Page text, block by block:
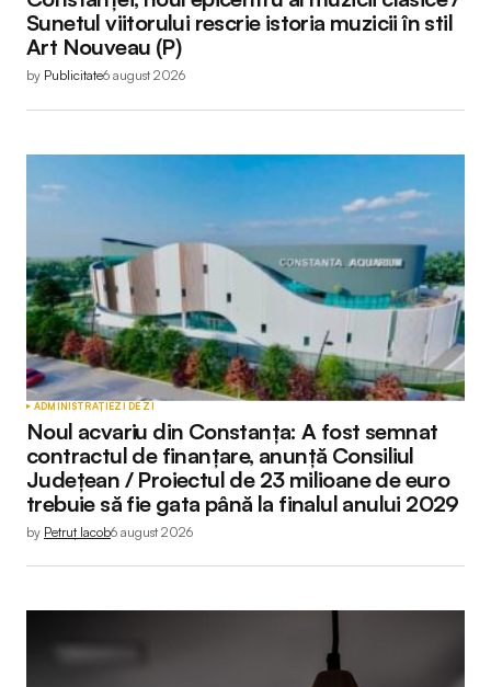
Sunetul viitorului rescrie istoria muzicii în stil
Art Nouveau (P)
by Publicitate6 august 2026
ADMINISTRAȚIEZI DE ZI
Noul acvariu din Constanța: A fost semnat
contractul de finanțare, anunță Consiliul
Județean / Proiectul de 23 milioane de euro
trebuie să fie gata până la finalul anului 2029
by Petruț Iacob6 august 2026